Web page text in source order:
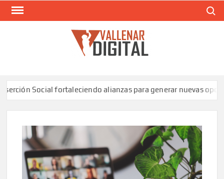
Saltar
Social fortaleciendo alianzas para generar nuevas